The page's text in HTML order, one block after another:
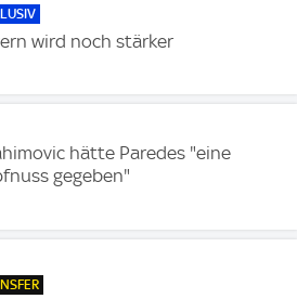
wird noch stärker
hätte Paredes "eine
gegeben"